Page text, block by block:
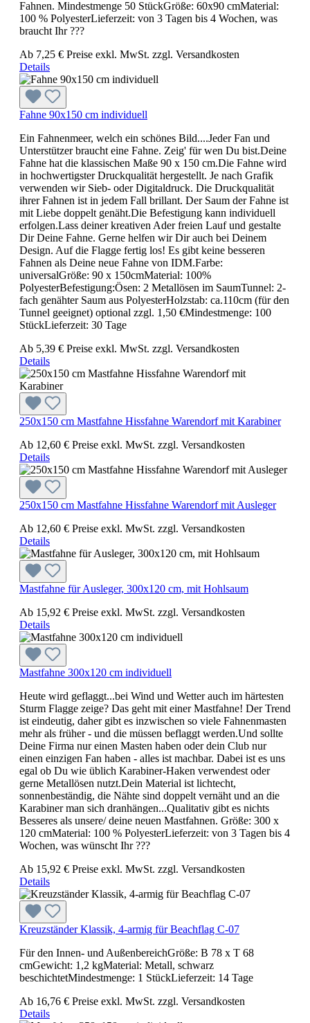
Fahnen. Mindestmenge 50 StückGröße: 60x90 cmMaterial:
100 % PolyesterLieferzeit: von 3 Tagen bis 4 Wochen, was
braucht Ihr ???
Ab 7,25 € Preise exkl. MwSt. zzgl. Versandkosten
Details
Fahne 90x150 cm individuell
Ein Fahnenmeer, welch ein schönes Bild....Jeder Fan und
Unterstützer braucht eine Fahne. Zeig' für wen Du bist.Deine
Fahne hat die klassischen Maße 90 x 150 cm.Die Fahne wird
in hochwertigster Druckqualität hergestellt. Je nach Grafik
verwenden wir Sieb- oder Digitaldruck. Die Druckqualität
ihrer Fahnen ist in jedem Fall brillant. Der Saum der Fahne ist
mit Liebe doppelt genäht.Die Befestigung kann individuell
erfolgen.Lass deiner kreativen Ader freien Lauf und gestalte
Dir Deine Fahne. Gerne helfen wir Dir auch bei Deinem
Design. Auf die Flagge fertig los! Es gibt keine besseren
Fahnen als Deine neue Fahne von IDM.Farbe:
universalGröße: 90 x 150cmMaterial: 100%
PolyesterBefestigung:Ösen: 2 Metallösen im SaumTunnel: 2-
fach genähter Saum aus PolyesterHolzstab: ca.110cm (für den
Tunnel geeignet) optional zzgl. 1,50 €Mindestmenge: 100
StückLieferzeit: 30 Tage
Ab 5,39 € Preise exkl. MwSt. zzgl. Versandkosten
Details
250x150 cm Mastfahne Hissfahne Warendorf mit Karabiner
Ab 12,60 € Preise exkl. MwSt. zzgl. Versandkosten
Details
250x150 cm Mastfahne Hissfahne Warendorf mit Ausleger
Ab 12,60 € Preise exkl. MwSt. zzgl. Versandkosten
Details
Mastfahne für Ausleger, 300x120 cm, mit Hohlsaum
Ab 15,92 € Preise exkl. MwSt. zzgl. Versandkosten
Details
Mastfahne 300x120 cm individuell
Heute wird geflaggt...bei Wind und Wetter auch im härtesten
Sturm Flagge zeige? Das geht mit einer Mastfahne! Der Trend
ist eindeutig, daher gibt es inzwischen so viele Fahnenmasten
mehr als früher - und die müssen beflaggt werden.Und sollte
Deine Firma nur einen Masten haben oder dein Club nur
einen einzigen Fan haben - alles ist machbar. Dabei ist es uns
egal ob Du wie üblich Karabiner-Haken verwendest oder
gerne Metallösen nutzt.Dein Material ist lichtecht,
sonnenbeständig, die Nähte sind doppelt vernäht und an die
Karabiner man sich dranhängen...Qualitativ gibt es nichts
Besseres als unsere/ deine neuen Mastfahnen. Größe: 300 x
120 cmMaterial: 100 % PolyesterLieferzeit: von 3 Tagen bis 4
Wochen, was wünscht Ihr ???
Ab 15,92 € Preise exkl. MwSt. zzgl. Versandkosten
Details
Kreuzständer Klassik, 4-armig für Beachflag C-07
Für den Innen- und AußenbereichGröße: B 78 x T 68
cmGewicht: 1,2 kgMaterial: Metall, schwarz
beschichtetMindestmenge: 1 StückLieferzeit: 14 Tage
Ab 16,76 € Preise exkl. MwSt. zzgl. Versandkosten
Details